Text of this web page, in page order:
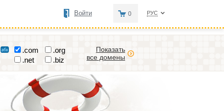
РУС
0
Войти
.com
.org
.net .biz
Показать
все домены